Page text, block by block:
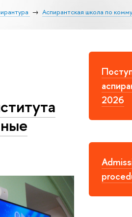
Аспирантская школа по
2026